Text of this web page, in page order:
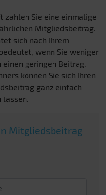
zahlen Sie eine einmalige
Mitgliedsbeitrag.
sich nach Ihrem
wenn Sie weniger
einen geringen Beitrag.
können Sie sich Ihren
ganz einfach
lassen.
Mitgliedsbeitrag